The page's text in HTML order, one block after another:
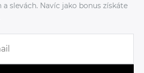
slevách. Navíc jako bonus získáte